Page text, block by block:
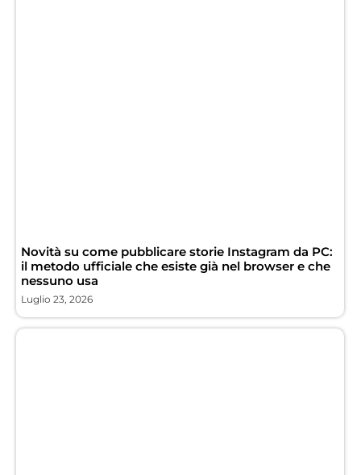
Novità su come pubblicare storie Instagram da PC:
il metodo ufficiale che esiste già nel browser e che
nessuno usa
Luglio 23, 2026